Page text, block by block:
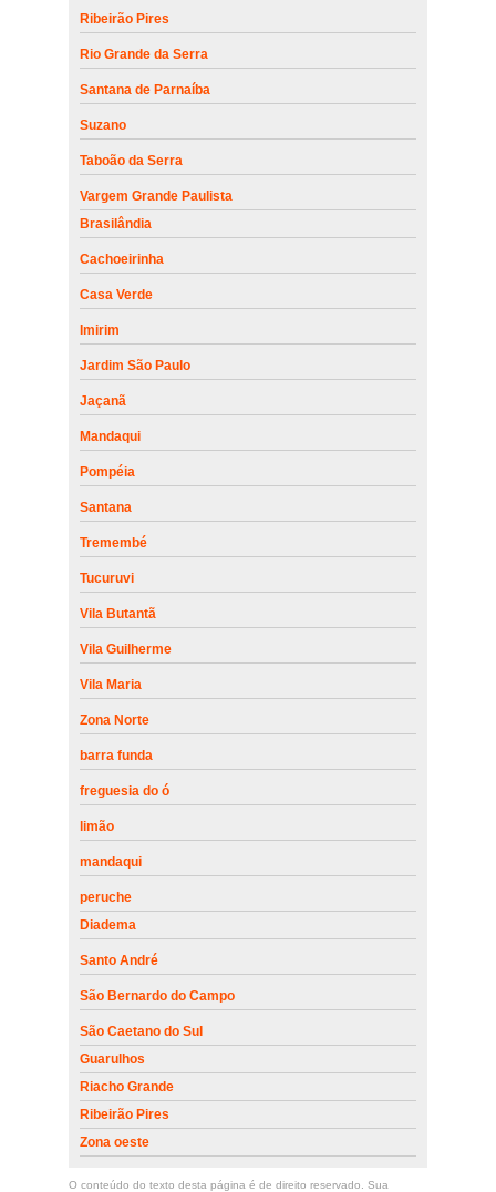
Ribeirão Pires
Rio Grande da Serra
Santana de Parnaíba
Suzano
Taboão da Serra
Vargem Grande Paulista
Brasilândia
Cachoeirinha
Casa Verde
Imirim
Jardim São Paulo
Jaçanã
Mandaqui
Pompéia
Santana
Tremembé
Tucuruvi
Vila Butantã
Vila Guilherme
Vila Maria
Zona Norte
barra funda
freguesia do ó
limão
mandaqui
peruche
Diadema
Santo André
São Bernardo do Campo
São Caetano do Sul
Guarulhos
Riacho Grande
Ribeirão Pires
Zona oeste
O conteúdo do texto desta página é de direito reservado. Sua